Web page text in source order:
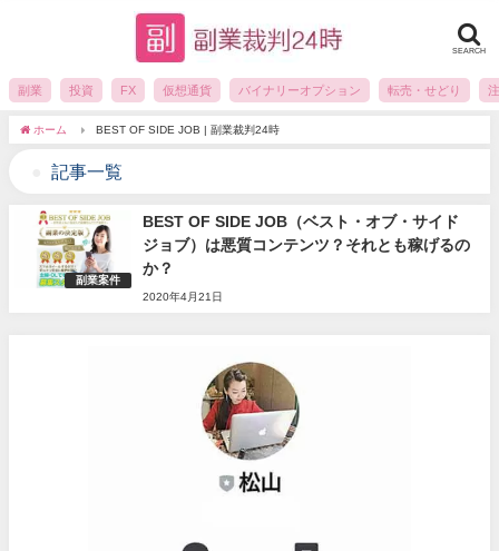
SEARCH
副業 投資 FX 仮想通貨 バイナリーオプション 転売・せどり
ホーム BEST OF SIDE JOB | 副業裁判24時
記事一覧
副業案件
BEST OF SIDE JOB（ベスト・オブ・サイド
ジョブ）は悪質コンテンツ？それとも稼げるの
か？
2020年4月21日